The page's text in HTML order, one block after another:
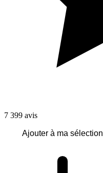
7 399 avis
Ajouter à ma sélection